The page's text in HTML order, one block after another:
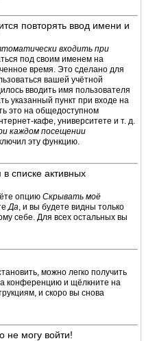
повторять ввод имени и
входить при
под своим именем на
время. Это сделано для
вашей учётной
вводить имя пользователя
указанный пункт при входе на
это на общедоступном
кафе, университете и т. д.
каждом посещении
эту функцию.
списке активных
опцию Скрывать моё
Да, и вы будете видны только
себе. Для всех остальных вы
можно легко получить
конференцию и щёлкните на
и скоро вы снова
не могу войти!